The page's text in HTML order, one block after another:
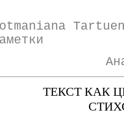
ТЕКСТ КАК